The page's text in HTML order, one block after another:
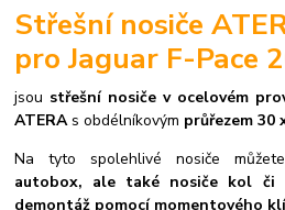
Střešní nosiče
pro Jaguar F-Pace
jsou střešní nosiče v ocelovém
ATERAs obdélníkovým průřezem 30
Na tyto spolehlivé nosiče
autobox, ale také nosiče kol či
demontáž pomocí momentového